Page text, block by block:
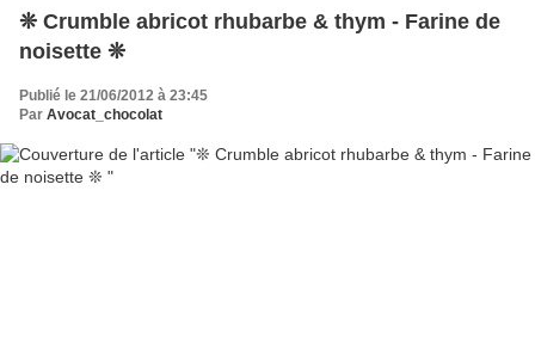
❊ Crumble abricot rhubarbe & thym - Farine de
noisette ❊
Publié le 21/06/2012 à 23:45
Par Avocat_chocolat